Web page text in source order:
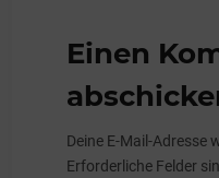
Einen
Deine E-Mail-Adresse
Erforderliche Felder